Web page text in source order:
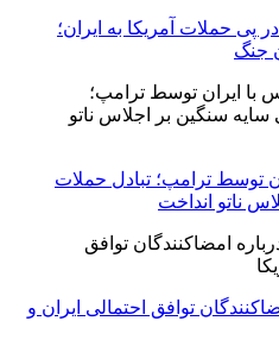
حملات آمریکا به ایران؛
جنگ
توسط ترامپ؛ تبادل حملات
ناتو انداخت
توافق احتمالی ایران و